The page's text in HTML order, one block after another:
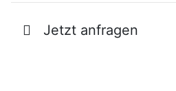
Jetzt anfragen